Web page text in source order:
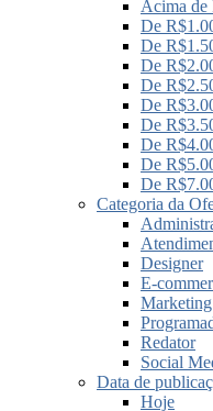
Acima de
De
De
De
De
De
De
De
De
De
Categoria da
Designer
E-
Marketing
Redator
Social
Data de
Hoje